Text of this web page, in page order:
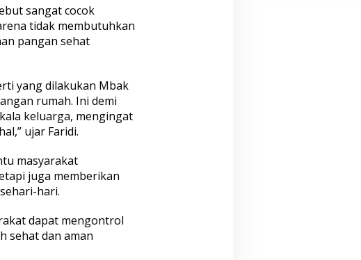
sangat cocok
tidak membutuhkan
pangan sehat
yang dilakukan Mbak
rumah. Ini demi
keluarga, mengingat
ujar Faridi.
masyarakat
juga memberikan
hari.
dapat mengontrol
sehat dan aman